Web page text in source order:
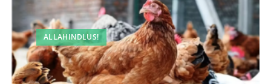
ALLAHINDLUS!